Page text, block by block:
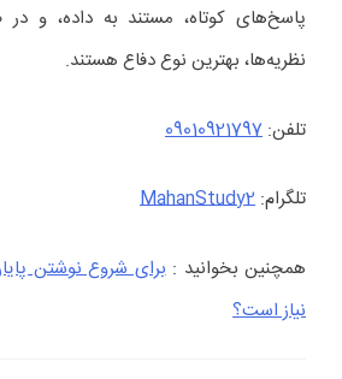
پاسخ‌های کوتاه، مستند به داده، و در
نظریه‌ها، بهترین نوع دفاع هستند.
تلفن: 09010921797
تلگرام: MahanStudy2
همچنین بخوانید :برای شروع نوشتن
نیاز است؟